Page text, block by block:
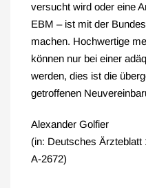
versucht wird oder eine
EBM – ist mit der
machen. Hochwertige
können nur bei einer
werden, dies ist die
getroffenen
Alexander Golfier
(in: Deutsches Ärzteblatt
A-2672)